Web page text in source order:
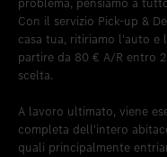
Con il servizio Pick-up &
casa tua, ritiriamo l'auto e
partire da 80 € A/R entro
scelta.
A lavoro ultimato, viene
completa dell'intero
quali principalmente